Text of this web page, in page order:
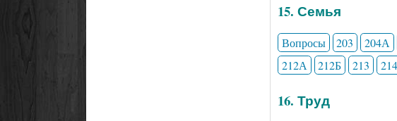
15. Семья
Вопросы 203 204А
212А
212Б 213
16. Труд